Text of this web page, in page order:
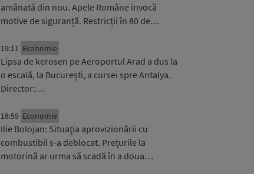
amânată din nou. Apele Române invocă
motive de siguranță. Restricții în 80 de…
19:11 Economie
Lipsa de kerosen pe Aeroportul Arad a dus la
o escală, la București, a cursei spre Antalya.
Director:…
18:59 Economie
Ilie Bolojan: Situaţia aprovizionării cu
combustibil s-a deblocat. Prețurile la
motorină ar urma să scadă în a doua…